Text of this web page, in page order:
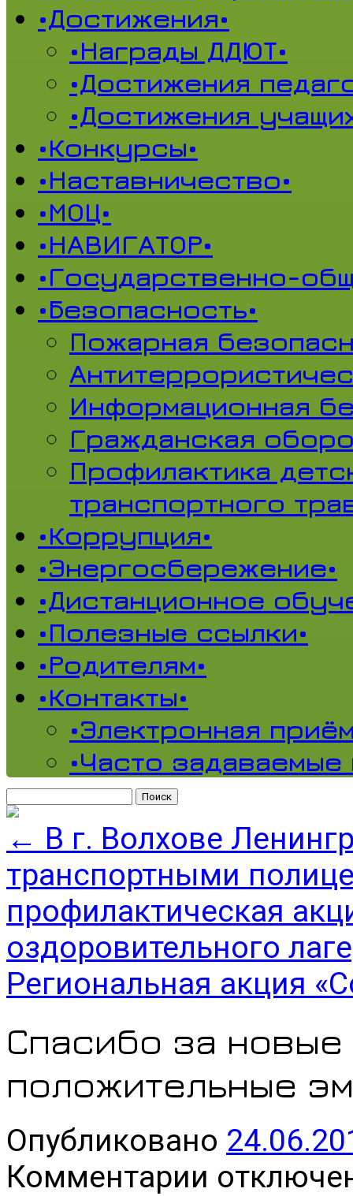
•Достижения•
•Награды ДДЮТ•
•Достижения
•Достижения
•Конкурсы•
•Наставничество•
•МОЦ•
•НАВИГАТОР•
•Государственно-
•Безопасность•
Пожарная
Информационная
Гражданская
Профилактика
транспортного
•Коррупция•
•Энергосбережение•
•Дистанционное
•Полезные ссылки•
•Родителям•
•Контакты•
•Электронная
•Часто
← В г. Волхове
транспортными
профилактическая
оздоровительного
Региональная акция
Спасибо за новые
положительные
Опубликовано
Комментарии
записи